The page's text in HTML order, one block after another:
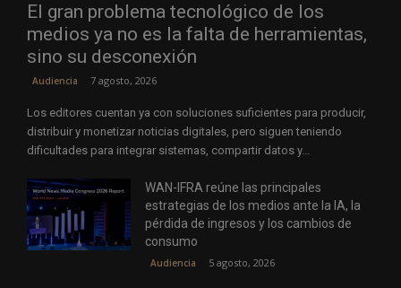
El gran problema tecnológico de los
medios ya no es la falta de herramientas,
sino su desconexión
Audiencia 7 agosto, 2026
Los editores cuentan ya con soluciones suficientes para producir,
distribuir y monetizar noticias digitales, pero siguen teniendo
dificultades para integrar sistemas, compartir datos y...
WAN-IFRA reúne las principales
estrategias de los medios ante la IA, la
pérdida de ingresos y los cambios de
consumo
Audiencia 5 agosto, 2026